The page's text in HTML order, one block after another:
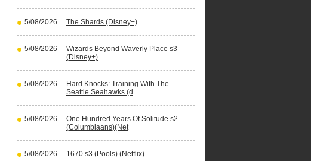
5/08/2026 The Shards (Disney+)
5/08/2026
Wizards Beyond Waverly Place s3
(Disney+)
5/08/2026
Hard Knocks: Training With The
Seattle Seahawks (d
5/08/2026
One Hundred Years Of Solitude s2
(Columbiaans)(Net
5/08/2026 1670 s3 (Pools) (Netflix)